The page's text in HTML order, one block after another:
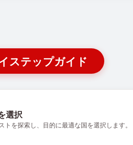
ステップガイド
選択
トを探索し、目的に最適な国を選択します。